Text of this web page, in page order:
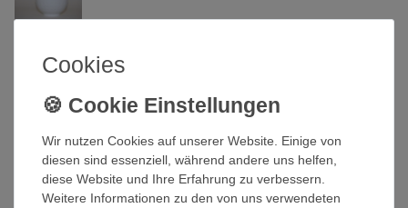
Arzberg
Zuckerdose 2375 Platinrand Platin
Arzberg
ArtikelnummerQI-1038
Cookies
Wir nutzen Cookies auf unserer Website. Einige von
diesen sind essenziell, während andere uns helfen,
diese Website und Ihre Erfahrung zu verbessern.
Weitere Informationen zu den von uns verwendeten